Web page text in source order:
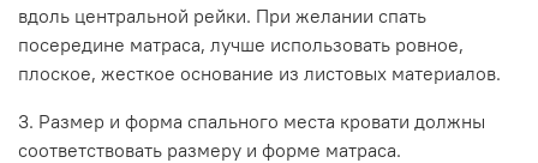
вдоль центральной рейки. При желании спать
посередине матраса, лучше использовать ровное,
плоское, жесткое основание из листовых материалов.
3. Размер и форма спального места кровати должны
соответствовать размеру и форме матраса.